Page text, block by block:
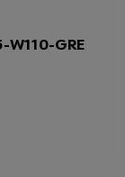
W110-GRE